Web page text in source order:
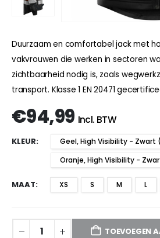
Duurzaam en comfortabel jack met
vakvrouwen die werken in sectoren
zichtbaarheid nodig is, zoals
transport. Klasse 1 EN 20471
€94,99 Incl. BTW
KLEUR
Geel, High Visibility - Zwart
Oranje, High Visibility -
MAAT XS S M L
TOEVOEGEN